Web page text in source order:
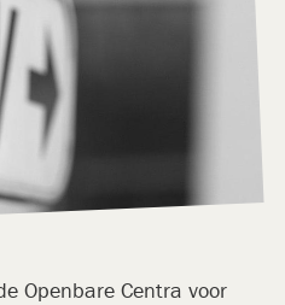
Openbare Centra voor